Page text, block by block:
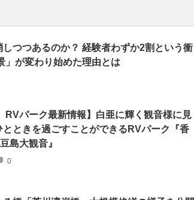
しつつあるのか？ 経験者わずか2割という衝
」が変わり始めた理由とは
RVパーク最新情報】白亜に輝く観音様に見
ときを過ごすことができるRVパーク『香
島大観音』
0